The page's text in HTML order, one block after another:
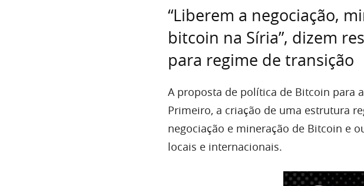
“Liberem a negociação,
bitcoin na Síria”, dizem
para regime de transição
A proposta de política de Bitcoin para
Primeiro, a criação de uma estrutura
negociação e mineração de Bitcoin e
locais e internacionais.